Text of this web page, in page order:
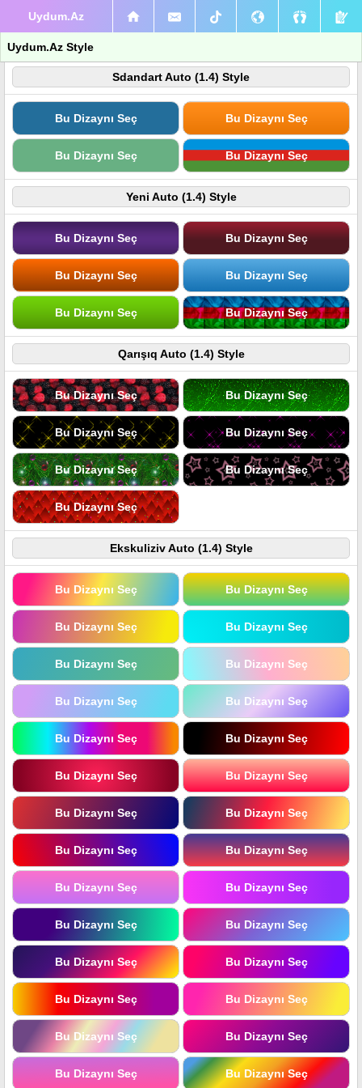
Uydum.Az
Uydum.Az Style
Sdandart Auto (1.4) Style
Bu Dizaynı Seç Bu Dizaynı Seç
Bu Dizaynı Seç Bu Dizaynı Seç
Yeni Auto (1.4) Style
Bu Dizaynı Seç Bu Dizaynı Seç
Bu Dizaynı Seç Bu Dizaynı Seç
Bu Dizaynı Seç Bu Dizaynı Seç
Qarışıq Auto (1.4) Style
Bu Dizaynı Seç Bu Dizaynı Seç
Bu Dizaynı Seç Bu Dizaynı Seç
Bu Dizaynı Seç Bu Dizaynı Seç
Bu Dizaynı Seç
Ekskuliziv Auto (1.4) Style
Bu Dizaynı Seç Bu Dizaynı Seç
Bu Dizaynı Seç Bu Dizaynı Seç
Bu Dizaynı Seç Bu Dizaynı Seç
Bu Dizaynı Seç Bu Dizaynı Seç
Bu Dizaynı Seç Bu Dizaynı Seç
Bu Dizaynı Seç Bu Dizaynı Seç
Bu Dizaynı Seç Bu Dizaynı Seç
Bu Dizaynı Seç Bu Dizaynı Seç
Bu Dizaynı Seç Bu Dizaynı Seç
Bu Dizaynı Seç Bu Dizaynı Seç
Bu Dizaynı Seç Bu Dizaynı Seç
Bu Dizaynı Seç Bu Dizaynı Seç
Bu Dizaynı Seç Bu Dizaynı Seç
Bu Dizaynı Seç Bu Dizaynı Seç